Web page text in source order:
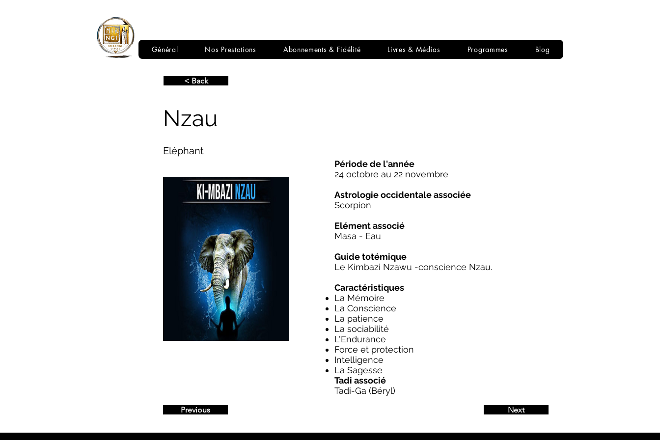
Général Nos Prestations Abonnements & Fidélité Livres & Médias Programmes Blog
< Back
Nzau
Eléphant
Previous
Période de l'année
24 octobre au 22 novembre
Astrologie occidentale associée
Scorpion
Elément associé
Masa - Eau
Guide totémique
Le Kimbazi Nzawu -conscience Nzau.
Caractéristiques
La Mémoire
La Conscience
La patience
La sociabilité
L'Endurance
Force et protection
Intelligence
La Sagesse
Tadi associé
Tadi-Ga (Béryl)
Next